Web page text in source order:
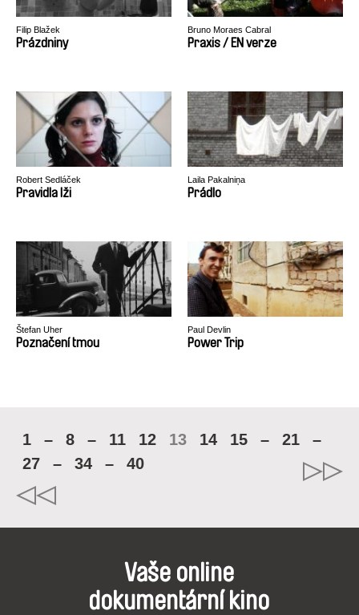
Filip Blažek
Prázdniny
Bruno Moraes Cabral
Praxis / EN verze
Robert Sedláček
Pravidla lži
Laila Pakalniņa
Prádlo
Štefan Uher
Poznačení tmou
Paul Devlin
Power Trip
1 – 8 – 11 12 13 14 15 – 21
–
27
– 34 – 40
Vaše online
dokumentární kino